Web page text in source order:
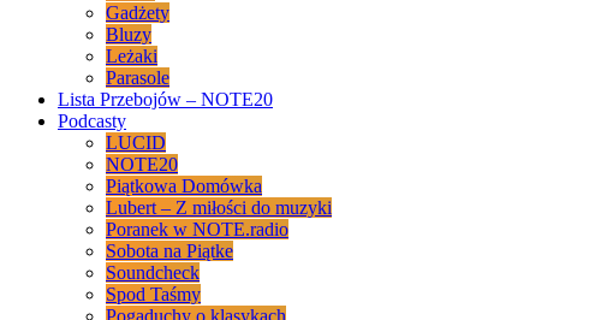
Gadżety
Bluzy
Leżaki
Parasole
Lista Przebojów – NOTE20
Podcasty
LUCID
NOTE20
Piątkowa Domówka
Lubert – Z miłości do muzyki
Poranek w NOTE.radio
Sobota na Piątke
Soundcheck
Spod Taśmy